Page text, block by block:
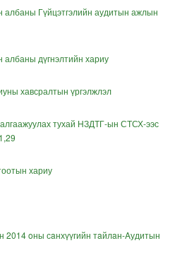
Гүйцэтгэлийн аудитын ажлын
дүгнэлтийн хариу
хавсралтын үргэлжлэл
тухай НЗДТГ-ын СТСХ-ээс
хариу
2014 oны сaнхүүгийн тaйлaн-Aудитын